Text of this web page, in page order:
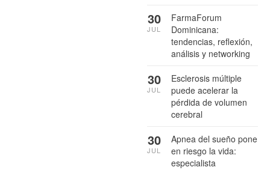
FarmaForum
Dominicana:
tendencias, reflexión,
análisis y networking
30
JUL
Esclerosis múltiple
puede acelerar la
pérdida de volumen
cerebral
30
JUL
Apnea del sueño pone
en riesgo la vida:
especialista
30
JUL